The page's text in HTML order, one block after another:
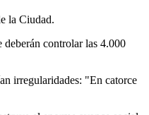
la Ciudad.
deberán controlar las 4.000
irregularidades: "En catorce